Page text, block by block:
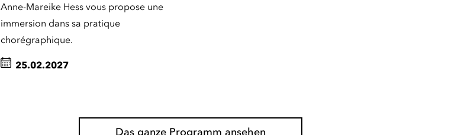
Anne-Mareike Hess vous propose une
immersion dans sa pratique
chorégraphique.
25.02.2027
Das ganze Programm ansehen